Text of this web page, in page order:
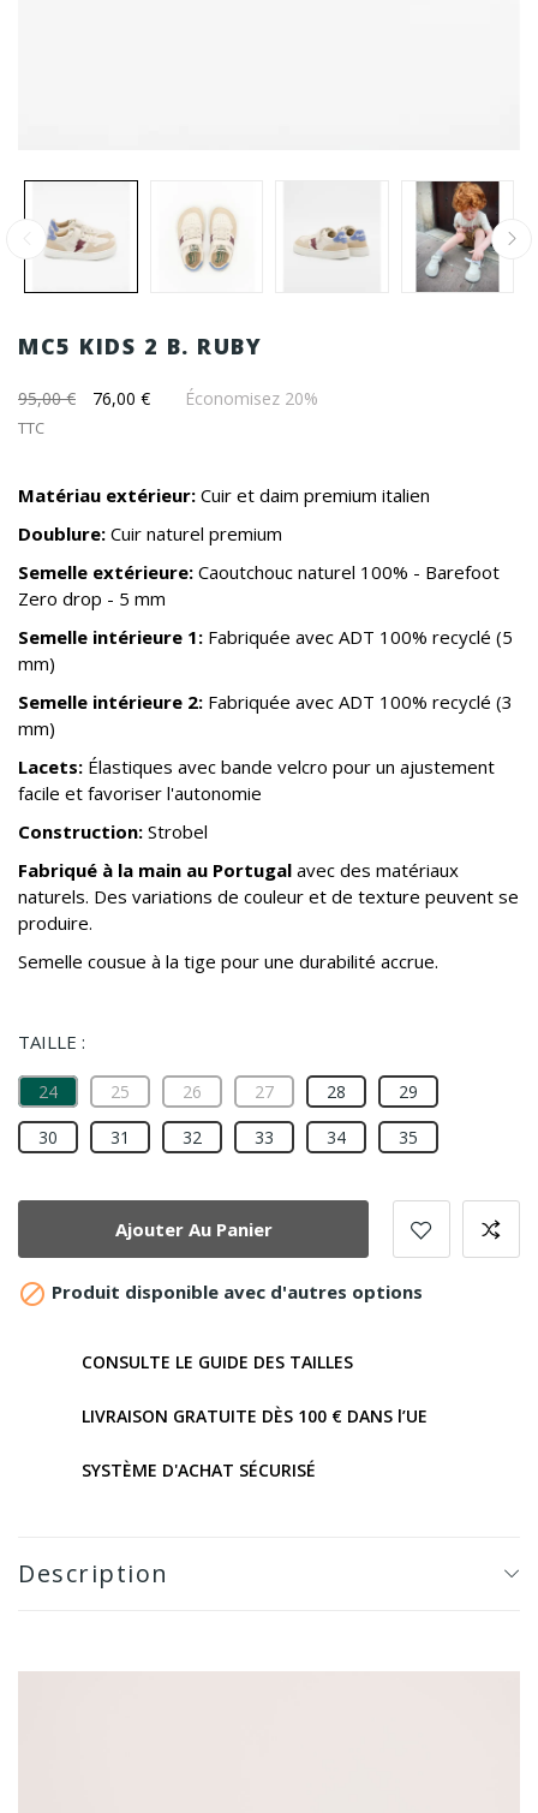
MC5 KIDS 2 B. RUBY
95,00 € 76,00 € Économisez 20%
TTC
Matériau extérieur: Cuir et daim premium italien
Doublure: Cuir naturel premium
Semelle extérieure: Caoutchouc naturel 100% - Barefoot
Zero drop - 5 mm
Semelle intérieure 1: Fabriquée avec ADT 100% recyclé (5
mm)
Semelle intérieure 2: Fabriquée avec ADT 100% recyclé (3
mm)
Lacets: Élastiques avec bande velcro pour un ajustement
facile et favoriser l'autonomie
Construction: Strobel
Fabriqué à la main au Portugal avec des matériaux
naturels. Des variations de couleur et de texture peuvent se
produire.
Semelle cousue à la tige pour une durabilité accrue.
TAILLE :
24 25 26 27 28
29
30
31 32 33 34 35
Ajouter Au Panier
 Produit disponible avec d'autres options
CONSULTE LE GUIDE DES TAILLES
LIVRAISON GRATUITE DÈS 100 € DANS l’UE
SYSTÈME D'ACHAT SÉCURISÉ
Description